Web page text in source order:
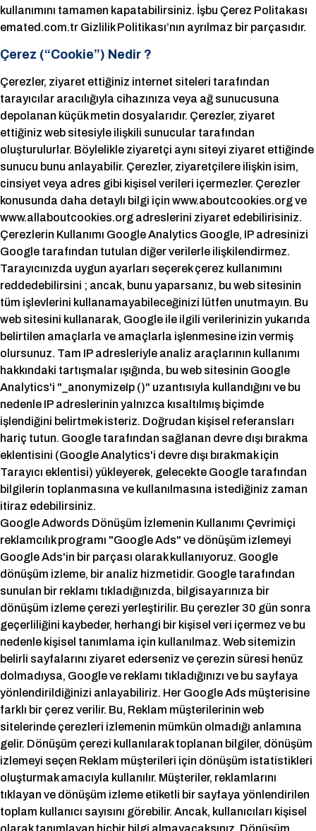
kullanımını tamamen kapatabilirsiniz. İşbu Çerez Politakası
emated.com.tr Gizlilik Politikası’nın ayrılmaz bir parçasıdır.
Çerez (“Cookie”) Nedir ?
Çerezler, ziyaret ettiğiniz internet siteleri tarafından
tarayıcılar aracılığıyla cihazınıza veya ağ sunucusuna
depolanan küçük metin dosyalarıdır. Çerezler, ziyaret
ettiğiniz web sitesiyle ilişkili sunucular tarafından
oluşturulurlar. Böylelikle ziyaretçi aynı siteyi ziyaret ettiğinde
sunucu bunu anlayabilir. Çerezler, ziyaretçilere ilişkin isim,
cinsiyet veya adres gibi kişisel verileri içermezler. Çerezler
konusunda daha detaylı bilgi için www.aboutcookies.org ve
www.allaboutcookies.org adreslerini ziyaret edebilirisiniz.
Çerezlerin Kullanımı Google Analytics Google, IP adresinizi
Google tarafından tutulan diğer verilerle ilişkilendirmez.
Tarayıcınızda uygun ayarları seçerek çerez kullanımını
reddedebilirsini ; ancak, bunu yaparsanız, bu web sitesinin
tüm işlevlerini kullanamayabileceğinizi lütfen unutmayın. Bu
web sitesini kullanarak, Google ile ilgili verilerinizin yukarıda
belirtilen amaçlarla ve amaçlarla işlenmesine izin vermiş
olursunuz. Tam IP adresleriyle analiz araçlarının kullanımı
hakkındaki tartışmalar ışığında, bu web sitesinin Google
Analytics'i "_anonymizeIp ()" uzantısıyla kullandığını ve bu
nedenle IP adreslerinin yalnızca kısaltılmış biçimde
işlendiğini belirtmek isteriz. Doğrudan kişisel referansları
hariç tutun. Google tarafından sağlanan devre dışı bırakma
eklentisini (Google Analytics'i devre dışı bırakmak için
Tarayıcı eklentisi) yükleyerek, gelecekte Google tarafından
bilgilerin toplanmasına ve kullanılmasına istediğiniz zaman
itiraz edebilirsiniz.
Google Adwords Dönüşüm İzlemenin Kullanımı Çevrimiçi
reklamcılık programı "Google Ads" ve dönüşüm izlemeyi
Google Ads'in bir parçası olarak kullanıyoruz. Google
dönüşüm izleme, bir analiz hizmetidir. Google tarafından
sunulan bir reklamı tıkladığınızda, bilgisayarınıza bir
dönüşüm izleme çerezi yerleştirilir. Bu çerezler 30 gün sonra
geçerliliğini kaybeder, herhangi bir kişisel veri içermez ve bu
nedenle kişisel tanımlama için kullanılmaz. Web sitemizin
belirli sayfalarını ziyaret ederseniz ve çerezin süresi henüz
dolmadıysa, Google ve reklamı tıkladığınızı ve bu sayfaya
yönlendirildiğinizi anlayabiliriz. Her Google Ads müşterisine
farklı bir çerez verilir. Bu, Reklam müşterilerinin web
sitelerinde çerezleri izlemenin mümkün olmadığı anlamına
gelir. Dönüşüm çerezi kullanılarak toplanan bilgiler, dönüşüm
izlemeyi seçen Reklam müşterileri için dönüşüm istatistikleri
oluşturmak amacıyla kullanılır. Müşteriler, reklamlarını
tıklayan ve dönüşüm izleme etiketli bir sayfaya yönlendirilen
toplam kullanıcı sayısını görebilir. Ancak, kullanıcıları kişisel
olarak tanımlayan hiçbir bilgi almayacaksınız. Dönüşüm